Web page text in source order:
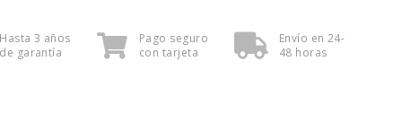
Hasta 3 años
de garantía
Pago seguro
con tarjeta
Envío en 24-
48 horas